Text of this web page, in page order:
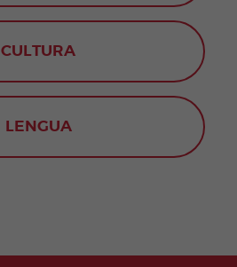
CULTURA
LENGUA